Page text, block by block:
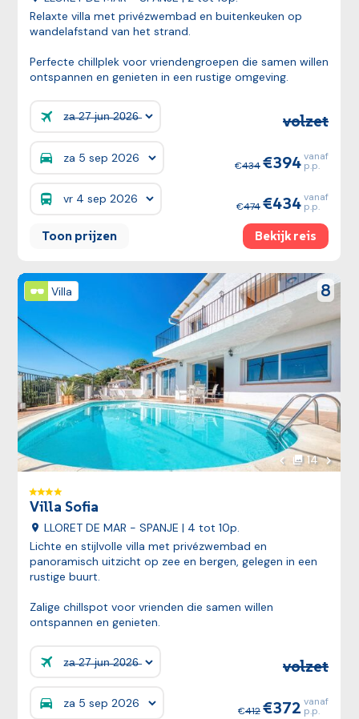
Relaxte villa met privézwembad en buitenkeuken op
wandelafstand van het strand.
Perfecte chillplek voor vriendengroepen die samen willen
ontspannen en genieten in een rustige omgeving.
Prijzen: volzet
Prijzen: 434 394vanaf
p.p.
Prijzen: 474 434vanaf
p.p.
Toon prijzen Bekijk reis
Villa 8
Bekijk reis
Vorige foto
14
foto's
Villa Sofia
LLORET DE MAR - SPANJE | 4 tot 10p.
Lichte en stijlvolle villa met privézwembad en
panoramisch uitzicht op zee en bergen, gelegen in een
rustige buurt.
Zalige chillspot voor vrienden die samen willen
ontspannen en genieten.
Prijzen: volzet
Prijzen: 412 372 vanaf
p.p.